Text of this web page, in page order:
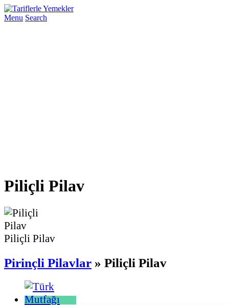
Menu Search
Piliçli Pilav
Piliçli Pilav
Pirinçli Pilavlar » Piliçli Pilav